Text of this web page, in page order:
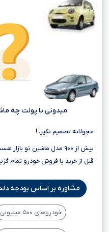
میدونی با پولت چه
عجولانه تصمیم نگیر، !
بیش از ۹۰۰ مدل ماشین تو بازار هست!
قبل از خرید یا فروش خودرو تمام
مشاوره بر اساس بودجه
خودروهای ۵۰۰ میلیونی